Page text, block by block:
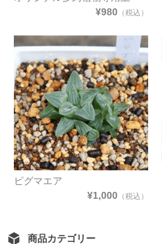
¥980 （税込）
ピグマエア
¥1,000 （税込）
商品カテゴリー